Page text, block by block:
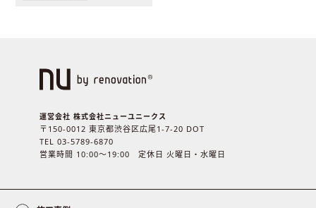
運営会社 株式会社ニューユニークス
〒150-0012 東京都渋谷区広尾1-7-20 DOT
TEL 03-5789-6870
営業時間 10:00〜19:00 定休日 火曜日・水曜日